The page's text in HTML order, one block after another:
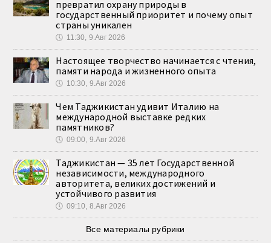
превратил охрану природы в
государственный приоритет и почему опыт
страны уникален
🕔 11:30, 9.Авг 2026
Настоящее творчество начинается с чтения,
памяти народа и жизненного опыта
🕔 10:30, 9.Авг 2026
Чем Таджикистан удивит Италию на
международной выставке редких
памятников?
🕔 09:00, 9.Авг 2026
Таджикистан — 35 лет Государственной
независимости, международного
авторитета, великих достижений и
устойчивого развития
🕔 09:10, 8.Авг 2026
Все материалы рубрики